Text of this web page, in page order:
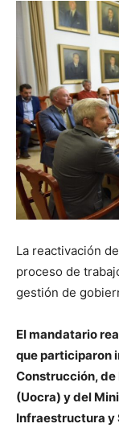
La reactivación
proceso de
gestión de
El mandatario
que participaron
Construcción, de
(Uocra) y del
Infraestructura y